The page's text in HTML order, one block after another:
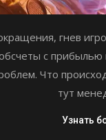
гнев
с прибылью
Что
тут
Узнать